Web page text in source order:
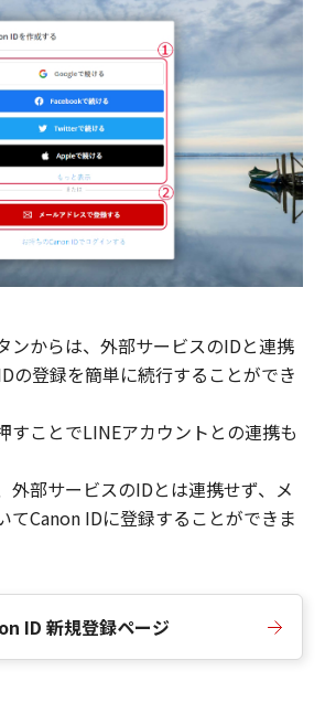
からは、外部サービスのIDと連携
の登録を簡単に続行することができ
すことでLINEアカウントとの連携も
部サービスのIDとは連携せず、メ
てCanon IDに登録することができま
ID 新規登録ページ